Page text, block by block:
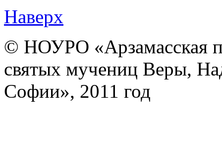
Наверх
© НОУРО «Арзамасская
святых мучениц Веры,
Софии», 2011 год